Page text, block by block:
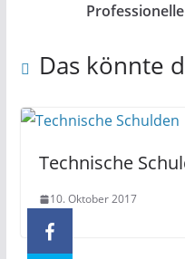
Das könnte
Technische
10. Oktober 2017